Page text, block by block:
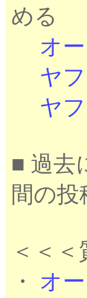
める
オ
ヤ
ヤ
■ 過去
間の投
＜＜
・ オ